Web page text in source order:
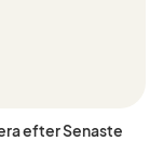
efterSenaste